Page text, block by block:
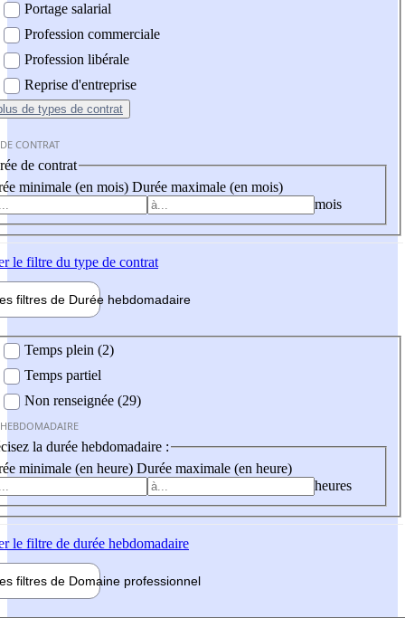
Portage salarial
Profession commerciale
Profession libérale
Reprise d'entreprise
de types de contrat
CONTRAT
de contrat
minimale (en mois) Durée maximale (en mois)
mois
le filtre du type de contrat
filtres de Durée hebdomadaire
Temps plein (2)
Temps partiel
Non renseignée (29)
la durée hebdomadaire :
minimale (en heure) Durée maximale (en heure)
heures
le filtre de durée hebdomadaire
filtres de Domaine professionnel